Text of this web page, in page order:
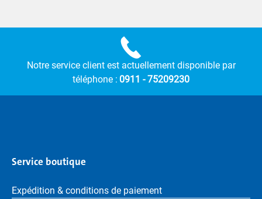
Notre service client est actuellement disponible par
téléphone : 0911 - 75209230
Service boutique
Expédition & conditions de paiement